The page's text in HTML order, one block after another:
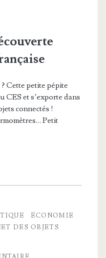
Cette petite pépite
CES et s’exporte dans
connectés !
Petit
ÉCONOMIE
DES OBJETS